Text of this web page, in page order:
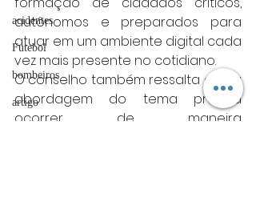
acidentes
Futebol
bombeiros
artigo
autônomos e preparados para
atuar em um ambiente digital cada
vez mais presente no cotidiano.
O conselho também ressalta que a
abordagem do tema precisa
ocorrer de maneira